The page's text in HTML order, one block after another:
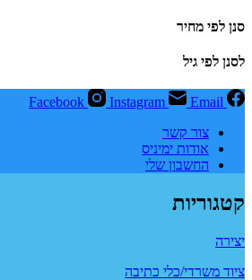
סנן לפי מחיר
לסנן לפי גיל
Facebook Instagram
Email
צור קשר
אודות ימיניס
החשבון שלי
קטגוריות
יצירה
ציוד משרדי/כלי כתיבה